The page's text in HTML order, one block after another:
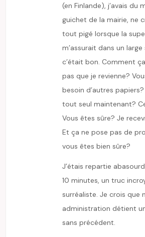
(en Finlande), j’avais du
guichet de la mairie, ne
tout pigé lorsque la
m’assurait dans un
c’était bon. Comment
pas que je revienne?
besoin d’autres
tout seul maintenant?
Vous êtes sûre? Je
Et ça ne pose pas de
vous êtes bien sûre?
J’étais repartie
10 minutes, un truc
surréaliste. Je crois que
administration détient
sans précédent.